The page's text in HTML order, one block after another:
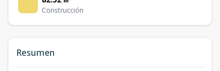
Construcción
Resumen